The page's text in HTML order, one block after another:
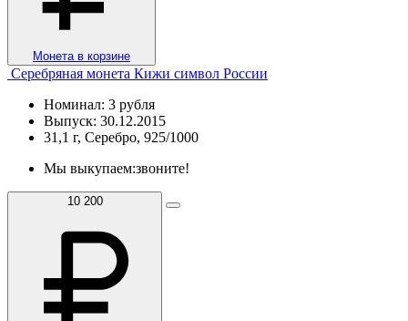
Монета в корзине
Серебряная монета Кижи символ России
Номинал: 3 рубля
Выпуск: 30.12.2015
31,1 г, Серебро, 925/1000
Мы выкупаем:звоните!
10 200